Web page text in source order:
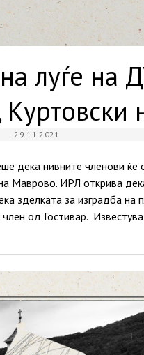
луѓе на
29.11.2021
дека нивните членови ќе
ИРЛ открива
зделката за изградба на
од Гостивар.